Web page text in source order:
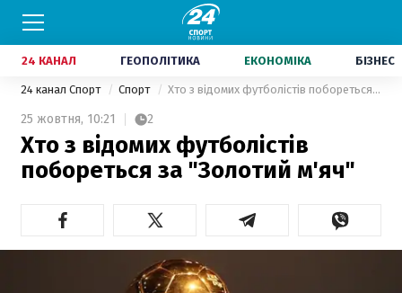
24 КАНАЛ ГЕОПОЛІТИКА ЕКОНОМІКА БІЗНЕС
24 канал Спорт Спорт Хто з відомих футболістів побореться за "Золотий м'яч"
25 жовтня, 10:21 2
Хто з відомих футболістів
побореться за "Золотий м'яч"